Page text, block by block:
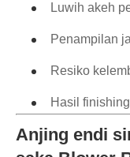
Luwih akeh
Penampilan
Resiko
Hasil
Anjing endi